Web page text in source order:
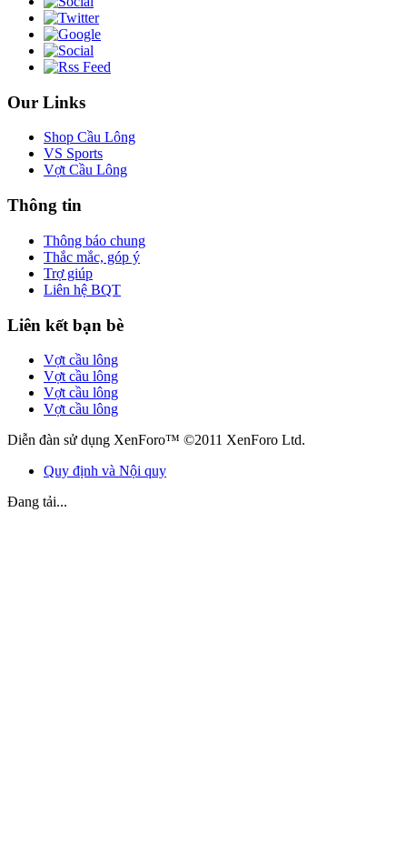
Our Links
Shop Cầu Lông
VS Sports
Vợt Cầu Lông
Thông tin
Thông báo chung
Thắc mắc, góp ý
Trợ giúp
Liên hệ BQT
Liên kết bạn bè
Vợt cầu lông
Vợt cầu lông
Vợt cầu lông
Vợt cầu lông
Diễn đàn sử dụng XenForo™ ©2011 XenForo Ltd.
Quy định và Nội quy
Đang tải...